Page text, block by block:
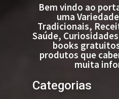
Bem vindo ao
uma
Tradicionais,
Saúde,
books
produtos que
muita
Categorias